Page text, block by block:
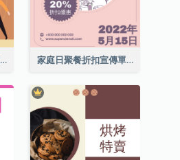
青年日網上商店折扣宣傳單張 家庭日聚餐折扣宣傳單張